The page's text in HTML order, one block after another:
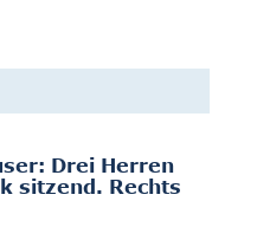
Drei Herren
sitzend. Rechts